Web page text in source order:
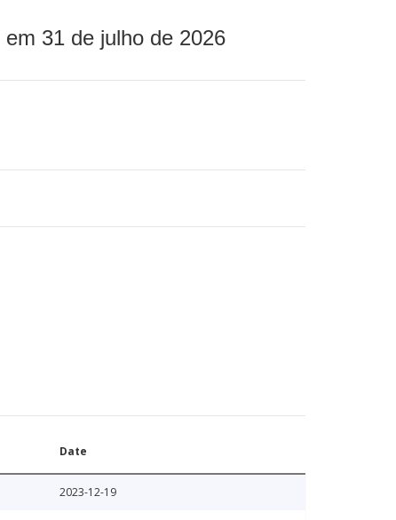
31 de julho de 2026
Date
2023-12-19